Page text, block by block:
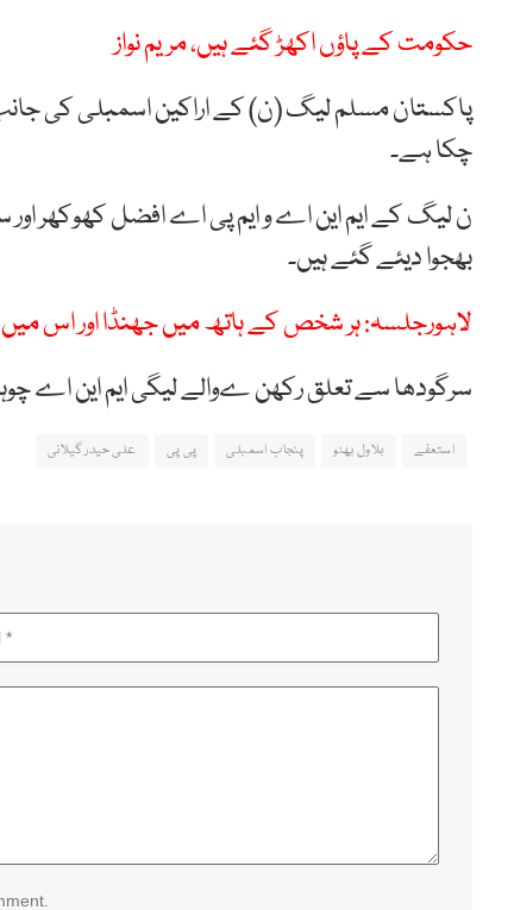
حکومت کے پاؤں اکھڑ گئے ہیں، مریم نواز
پاکستان مسلم لیگ (ن) کے اراکین اسمبلی کی
چکا ہے۔
ن لیگ کے ایم این اے و ایم پی اے افضل کھوکھر
بھجوا دیئے گئے ہیں۔
لاہورجلسہ: ہر شخص کے ہاتھ میں جھنڈا اور اس میں
سرگودھا سے تعلق رکھن ےوالے لیگی ایم این اے
استعفے بلاول بھٹو پنجاب اسمبلی پی پی علی حیدر گیلانی